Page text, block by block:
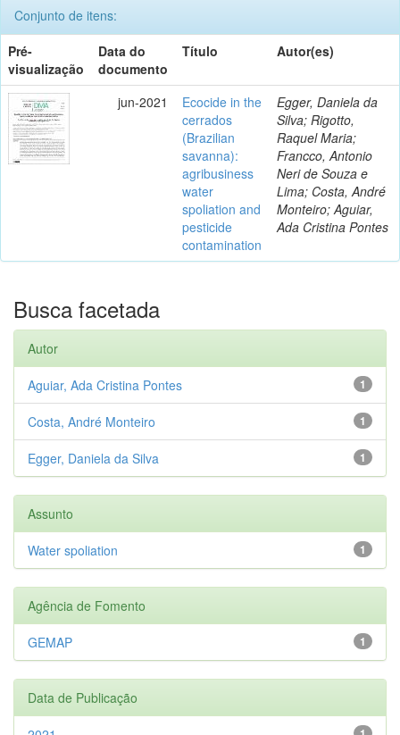
Conjunto de itens:
Pré-
visualização
Data do
documento
Título Autor(es)
jun-2021
Ecocide in the
cerrados
(Brazilian
savanna):
agribusiness
water
spoliation and
pesticide
contamination
Egger, Daniela da
Silva; Rigotto,
Raquel Maria;
Francco, Antonio
Neri de Souza e
Lima; Costa, André
Monteiro; Aguiar,
Ada Cristina Pontes
Busca facetada
Autor
1
Aguiar, Ada Cristina Pontes
1
Costa, André Monteiro
1
Egger, Daniela da Silva
Assunto
1
Water spoliation
Agência de Fomento
1
GEMAP
Data de Publicação